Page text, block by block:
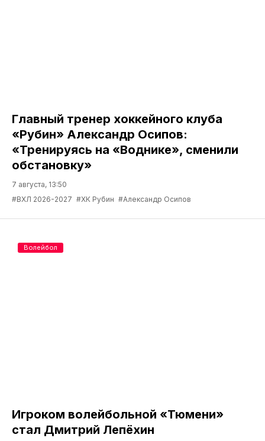
Главный тренер хоккейного клуба
«Рубин» Александр Осипов:
«Тренируясь на «Воднике», сменили
обстановку»
7 августа, 13:50
#ВХЛ 2026-2027 #ХК Рубин #Александр Осипов
Игроком волейбольной «Тюмени»
стал Дмитрий Лепёхин
Волейбол